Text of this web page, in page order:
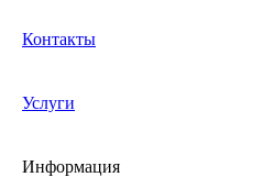
Контакты
Услуги
Информация